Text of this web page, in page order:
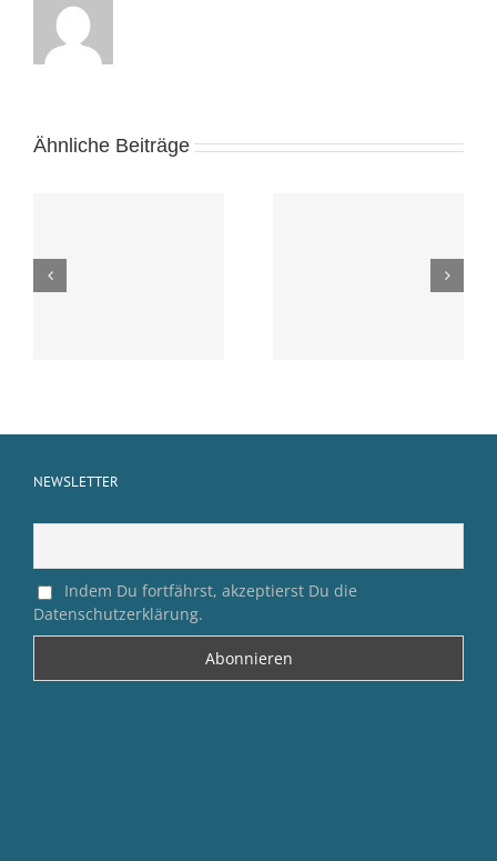
Ähnliche Beiträge
SinnStiftung und
NEWSLETTER
Indem Du fortfährst, akzeptierst Du die
Datenschutzerklärung.